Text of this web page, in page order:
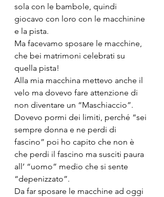
sola con le bambole, quindi
giocavo con loro con le macchinine
e la pista.
Ma facevamo sposare le macchine,
che bei matrimoni celebrati su
quella pista!
Alla mia macchina mettevo anche il
velo ma dovevo fare attenzione di
non diventare un “Maschiaccio”.
Dovevo pormi dei limiti, perché “sei
sempre donna e ne perdi di
fascino” poi ho capito che non è
che perdi il fascino ma susciti paura
all’ “uomo” medio che si sente
“depenizzato”.
Da far sposare le macchine ad oggi